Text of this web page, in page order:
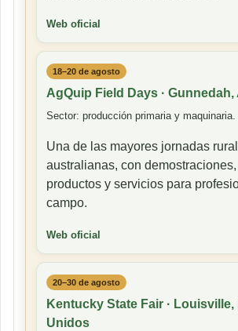
Web oficial
18–20 de agosto
AgQuip Field Days ·
Sector: producción primaria y maquinaria.
Una de las mayores jornadas
australianas, con demostraciones,
productos y servicios para
campo.
Web oficial
20–30 de agosto
Kentucky State Fair ·
Unidos